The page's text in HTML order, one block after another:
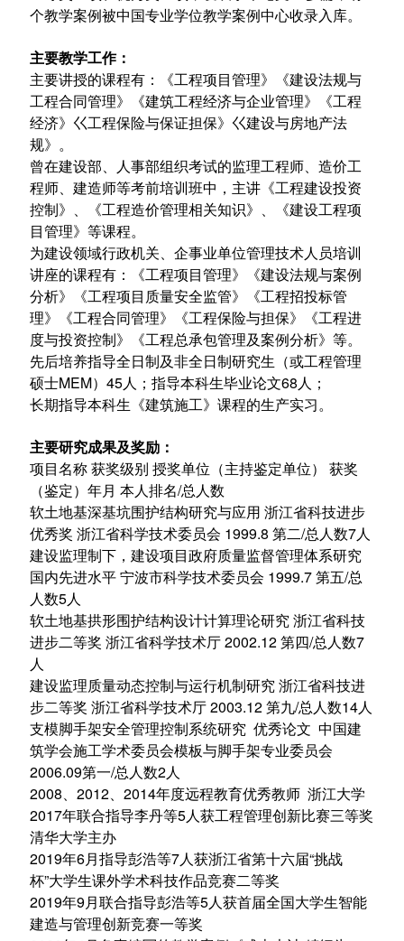
个教学案例被中国专业学位教学案例中心收录入库。
主要教学工作：
主要讲授的课程有：《工程项目管理》《建设法规与
工程合同管理》《建筑工程经济与企业管理》《工程
经济》巜工程保险与保证担保》巜建设与房地产法
规》。
曾在建设部、人事部组织考试的监理工程师、造价工
程师、建造师等考前培训班中，主讲《工程建设投资
控制》、《工程造价管理相关知识》、《建设工程项
目管理》等课程。
为建设领域行政机关、企事业单位管理技术人员培训
讲座的课程有：《工程项目管理》《建设法规与案例
分析》《工程项目质量安全监管》《工程招投标管
理》《工程合同管理》《工程保险与担保》《工程进
度与投资控制》《工程总承包管理及案例分析》等。
先后培养指导全日制及非全日制研究生（或工程管理
硕士MEM）45人；指导本科生毕业论文68人；
长期指导本科生《建筑施工》课程的生产实习。
主要研究成果及奖励：
项目名称 获奖级别 授奖单位（主持鉴定单位） 获奖
（鉴定）年月 本人排名/总人数
软土地基深基坑围护结构研究与应用 浙江省科技进步
优秀奖 浙江省科学技术委员会 1999.8 第二/总人数7人
建设监理制下，建设项目政府质量监督管理体系研究
国内先进水平 宁波市科学技术委员会 1999.7 第五/总
人数5人
软土地基拱形围护结构设计计算理论研究 浙江省科技
进步二等奖 浙江省科学技术厅 2002.12 第四/总人数7
人
建设监理质量动态控制与运行机制研究 浙江省科技进
步二等奖 浙江省科学技术厅 2003.12 第九/总人数14人
支模脚手架安全管理控制系统研究 优秀论文 中国建
筑学会施工学术委员会模板与脚手架专业委员会
2006.09第一/总人数2人
2008、2012、2014年度远程教育优秀教师 浙江大学
2017年联合指导李丹等5人获工程管理创新比赛三等奖
清华大学主办
2019年6月指导彭浩等7人获浙江省第十六届“挑战
杯”大学生课外学术科技作品竞赛二等奖
2019年9月联合指导彭浩等5人获首届全国大学生智能
建造与管理创新竞赛一等奖